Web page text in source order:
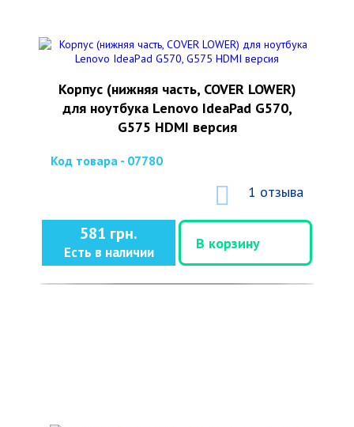
Корпус (нижняя часть, COVER LOWER)
для ноутбука Lenovo IdeaPad G570,
G575 HDMI версия
Код товара - 07780
1 отзыва
581 грн.
Есть в наличии
В корзину